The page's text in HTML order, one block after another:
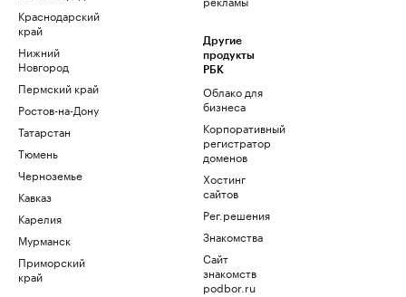
Краснодарский
край
Нижний
Новгород
Пермский край
Ростов-на-Дону
Татарстан
Тюмень
Черноземье
Кавказ
Карелия
Мурманск
Приморский
край
Другие
продукты
РБК
Облако для
бизнеса
Корпоративный
регистратор
доменов
Хостинг
сайтов
Рег.решения
Знакомства
Сайт
знакомств
podbor.ru